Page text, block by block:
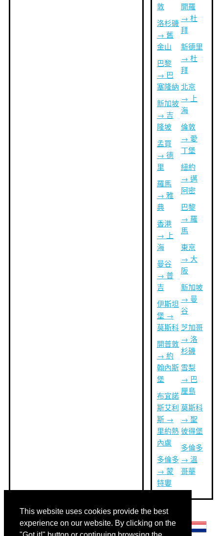
This website uses cookies provide the best
experience on our website. By clicking on the
敦
洛杉磯
→ 舊
金山
巴黎
→ 巴
塞隆納
新加坡
→ 吉
隆坡
孟買
→ 德
里
羅馬
→ 雅
典
香港
→ 上
海
曼谷
→ 普
吉
伊斯坦
堡 →
莫斯科
開普敦
→ 約
翰內斯
堡
布宜諾
斯艾利
斯 →
里約熱
內盧
多倫多
→ 蒙
特婁
開羅
→ 杜
拜
新德里
→ 杜
拜
北京
→ 上
海
倫敦
→ 愛
丁堡
紐約
→ 邁
阿密
巴黎
→ 羅
馬
東京
→ 大
阪
新加坡
→ 曼
谷
芝加哥
→ 洛
杉磯
雪梨
→ 巴
厘島
莫斯科
→ 聖
彼得堡
多倫多
→ 溫
哥華
其他語言: